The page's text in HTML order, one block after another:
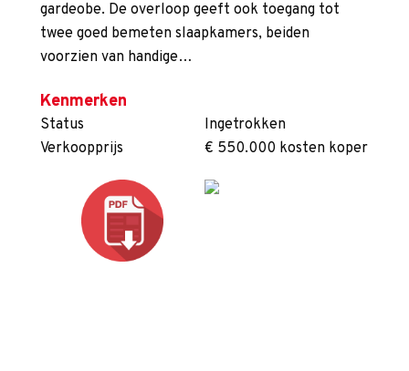
gardeobe. De overloop geeft ook toegang tot
twee goed bemeten slaapkamers, beiden
voorzien van handige…
Kenmerken
Status
Ingetrokken
Verkoopprijs
€ 550.000 kosten koper